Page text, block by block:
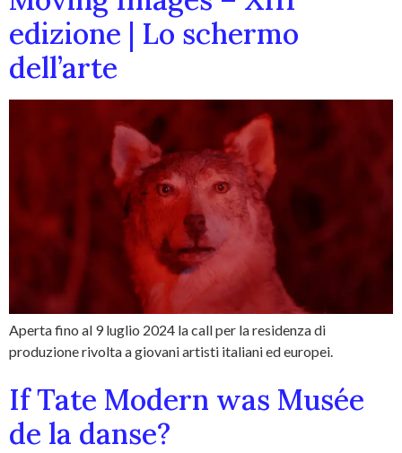
edizione | Lo schermo
dell’arte
Aperta fino al 9 luglio 2024 la call per la residenza di
produzione rivolta a giovani artisti italiani ed europei.
If Tate Modern was Musée
de la danse?